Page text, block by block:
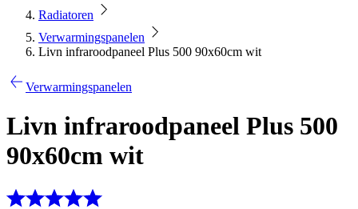
Radiatoren
Verwarmingspanelen
Livn infraroodpaneel Plus 500 90x60cm wit
Verwarmingspanelen
Livn infraroodpaneel Plus 500
90x60cm wit